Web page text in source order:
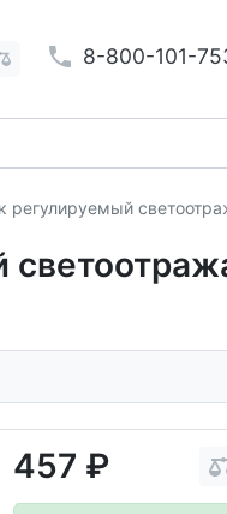
8-800-101-
регулируемый
457 ₽